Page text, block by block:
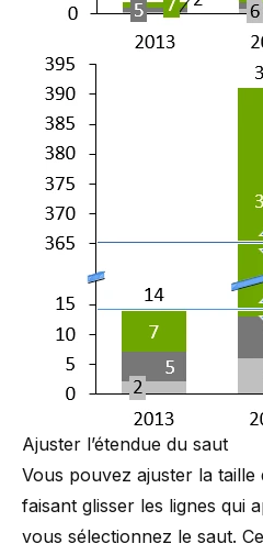
Ajuster l’étendue du saut
Vous pouvez ajuster la taille
faisant glisser les lignes qui
vous sélectionnez le saut.